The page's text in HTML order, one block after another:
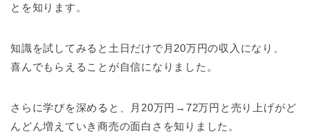
とを知ります。
知識を試してみると土日だけで月20万円の収入になり、
喜んでもらえることが自信になりました。
さらに学びを深めると、月20万円→72万円と売り上げがど
んどん増えていき商売の面白さを知りました。